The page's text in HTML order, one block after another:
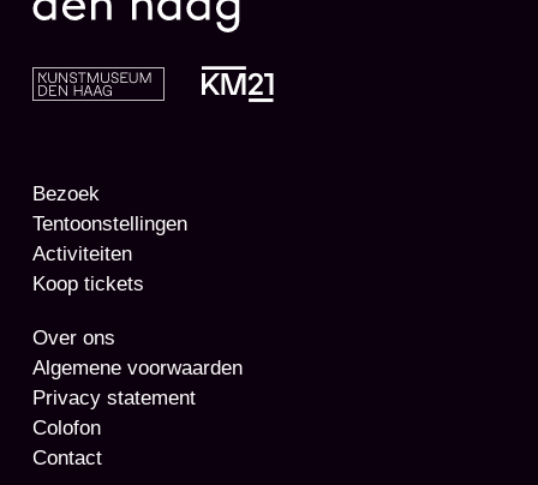
Bezoek
Tentoonstellingen
Activiteiten
Koop tickets
Over ons
Algemene voorwaarden
Privacy statement
Colofon
Contact